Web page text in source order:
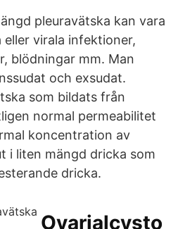
pleuravätska kan vara
virala infektioner,
blödningar mm. Man
och exsudat.
som bildats från
normal permeabilitet
koncentration av
i liten mängd dricka som
dricka.
Ovarialcysto